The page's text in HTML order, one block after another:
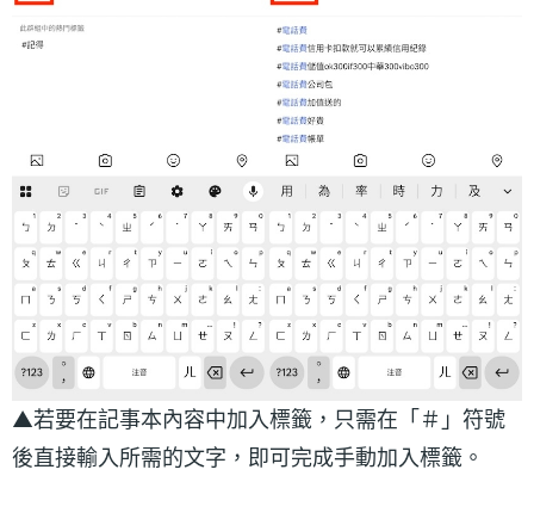
▲若要在記事本內容中加入標籤，只需在「＃」符號
後直接輸入所需的文字，即可完成手動加入標籤。